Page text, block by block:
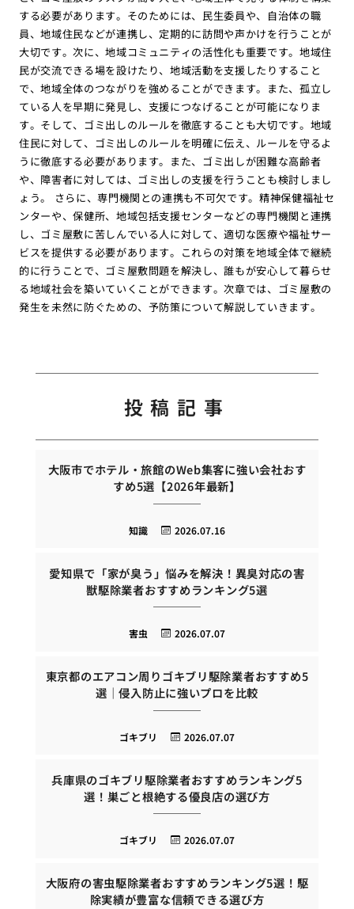
する必要があります。そのためには、民生委員や、自治体の職
員、地域住民などが連携し、定期的に訪問や声かけを行うことが
大切です。次に、地域コミュニティの活性化も重要です。地域住
民が交流できる場を設けたり、地域活動を支援したりすること
で、地域全体のつながりを強めることができます。また、孤立し
ている人を早期に発見し、支援につなげることが可能になりま
す。そして、ゴミ出しのルールを徹底することも大切です。地域
住民に対して、ゴミ出しのルールを明確に伝え、ルールを守るよ
うに徹底する必要があります。また、ゴミ出しが困難な高齢者
や、障害者に対しては、ゴミ出しの支援を行うことも検討しまし
ょう。 さらに、専門機関との連携も不可欠です。精神保健福祉セ
ンターや、保健所、地域包括支援センターなどの専門機関と連携
し、ゴミ屋敷に苦しんでいる人に対して、適切な医療や福祉サー
ビスを提供する必要があります。これらの対策を地域全体で継続
的に行うことで、ゴミ屋敷問題を解決し、誰もが安心して暮らせ
る地域社会を築いていくことができます。次章では、ゴミ屋敷の
発生を未然に防ぐための、予防策について解説していきます。
投稿記事
大阪市でホテル・旅館のWeb集客に強い会社おす
すめ5選【2026年最新】
2026.07.16
知識
愛知県で「家が臭う」悩みを解決！異臭対応の害
獣駆除業者おすすめランキング5選
2026.07.07
害虫
東京都のエアコン周りゴキブリ駆除業者おすすめ5
選｜侵入防止に強いプロを比較
2026.07.07
ゴキブリ
兵庫県のゴキブリ駆除業者おすすめランキング5
選！巣ごと根絶する優良店の選び方
2026.07.07
ゴキブリ
大阪府の害虫駆除業者おすすめランキング5選！駆
除実績が豊富な信頼できる選び方